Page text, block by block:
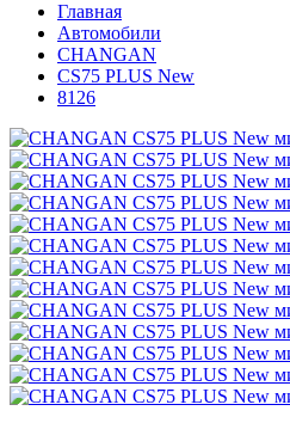
Главная
Автомобили
CHANGAN
CS75 PLUS New
8126